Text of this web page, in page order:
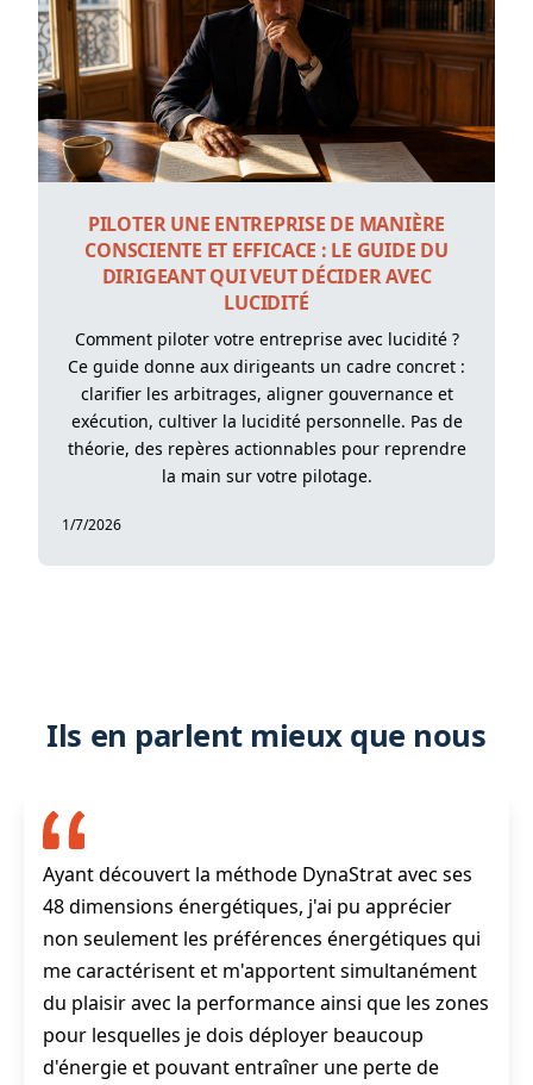
PILOTER UNE ENTREPRISE DE MANIÈRE
CONSCIENTE ET EFFICACE : LE GUIDE DU
DIRIGEANT QUI VEUT DÉCIDER AVEC
LUCIDITÉ
Comment piloter votre entreprise avec lucidité ?
Ce guide donne aux dirigeants un cadre concret :
clarifier les arbitrages, aligner gouvernance et
exécution, cultiver la lucidité personnelle. Pas de
théorie, des repères actionnables pour reprendre
la main sur votre pilotage.
1/7/2026
Ils en parlent mieux que nous
Ayant découvert la méthode DynaStrat avec ses
48 dimensions énergétiques, j'ai pu apprécier
non seulement les préférences énergétiques qui
me caractérisent et m'apportent simultanément
du plaisir avec la performance ainsi que les zones
pour lesquelles je dois déployer beaucoup
d'énergie et pouvant entraîner une perte de